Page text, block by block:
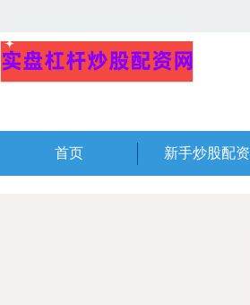
首页 新手炒股配资